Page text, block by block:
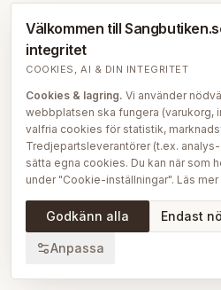
Välkommen till
integritet
COOKIES, AI & DIN INTEGRITET
Cookies & lagring. Vi använder
webbplatsen ska fungera (varukorg,
valfria cookies för statistik,
Tredjepartsleverantörer (t.ex.
sätta egna cookies. Du kan när som
under "Cookie-inställningar". Läs mer
AI på Sängbutiken.För att ge dig en
vi delvis AI-teknik — bl.a. för
att skapa, översätta och redigera
Godkänn alla Endast
Anpassa